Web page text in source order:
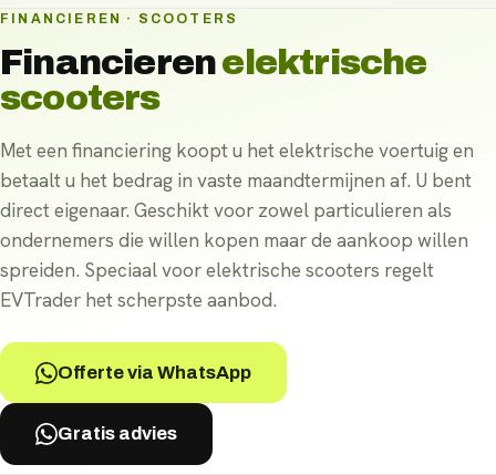
FINANCIEREN · SCOOTERS
Financierenelektrische
scooters
Met een financiering koopt u het elektrische voertuig en
betaalt u het bedrag in vaste maandtermijnen af. U bent
direct eigenaar. Geschikt voor zowel particulieren als
ondernemers die willen kopen maar de aankoop willen
spreiden. Speciaal voor elektrische scooters regelt
EVTrader het scherpste aanbod.
Offerte via WhatsApp
Gratis advies